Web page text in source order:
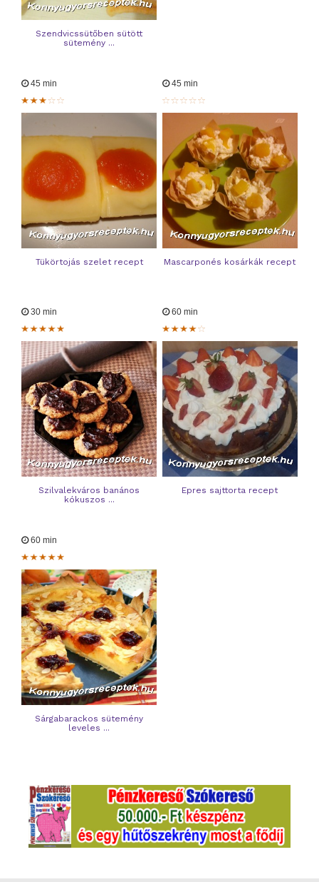
Szendvicssütőben sütött
sütemény ...
45 min
Tükörtojás szelet recept
45 min
Mascarponés kosárkák recept
30 min
Szilvalekváros banános
kókuszos ...
60 min
Epres sajttorta recept
60 min
Sárgabarackos sütemény
leveles ...